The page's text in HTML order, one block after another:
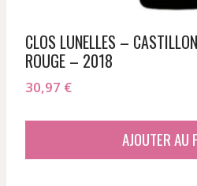
CLOS LUNELLES –
ROUGE – 2018
30,97 €
AJOUTER AU